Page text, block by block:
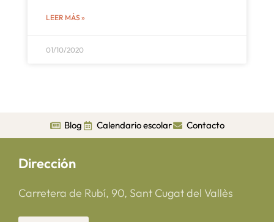
LEER MÁS »
01/10/2020
Blog Calendario escolar Contacto
Dirección
Carretera de Rubí, 90, Sant Cugat del Vallès